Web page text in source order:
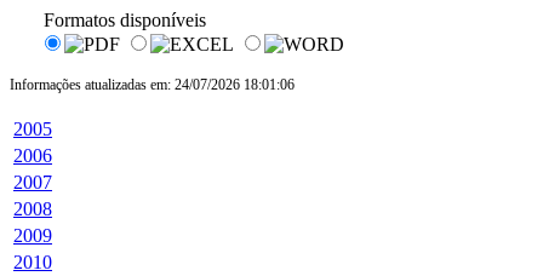
Formatos disponíveis
Informações atualizadas em: 24/07/2026 18:01:06
2005
2006
2007
2008
2009
2010